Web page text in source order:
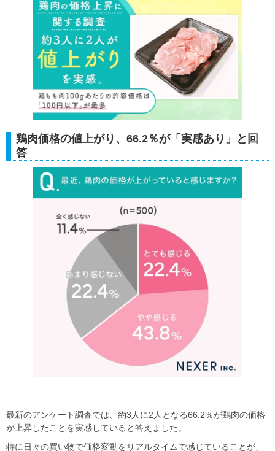
鶏肉価格の値上がり、66.2％が「実感あり」と回
答
最新のアンケート調査では、約3人に2人となる66.2％が鶏肉の価格
が上昇したことを実感していると答えました。
特に日々の買い物で価格変動をリアルタイムで感じていることが、